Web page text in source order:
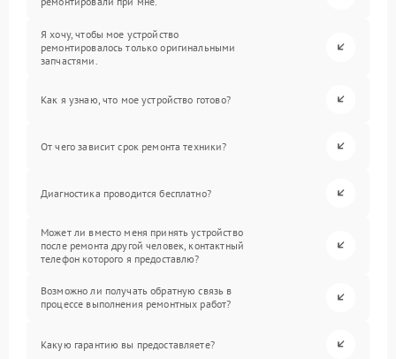
Я хочу, чтобы мое устройство
ремонтировалось только оригинальными
запчастями.
Как я узнаю, что мое устройство готово?
От чего зависит срок ремонта техники?
Диагностика проводится бесплатно?
Может ли вместо меня принять устройство
после ремонта другой человек, контактный
телефон которого я предоставлю?
Возможно ли получать обратную связь в
процессе выполнения ремонтных работ?
Какую гарантию вы предоставляете?